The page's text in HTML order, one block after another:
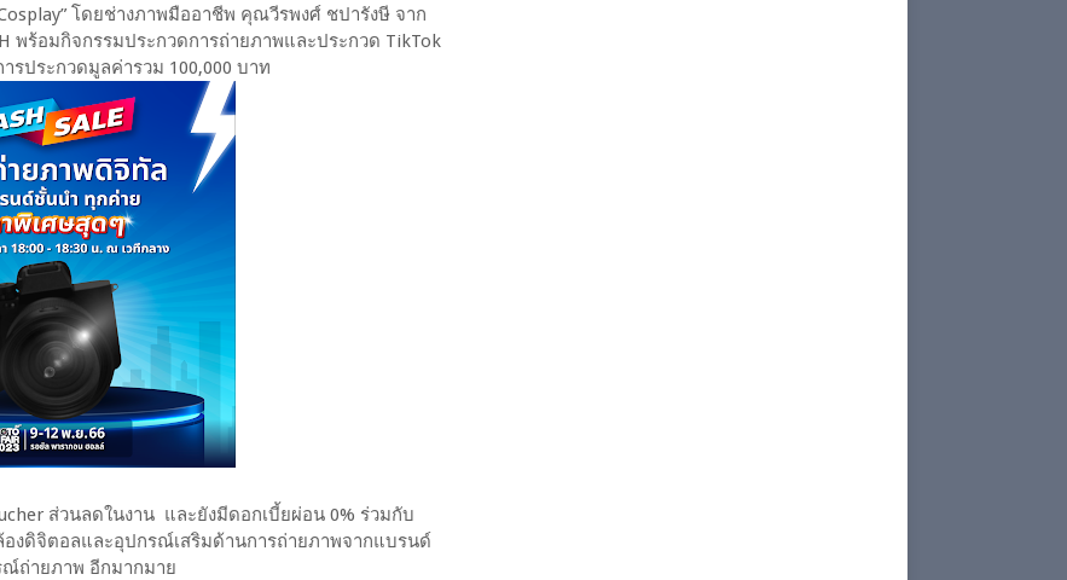
โดยช่างภาพมืออาชีพ คุณวีรพงศ์ ชปารังษี จาก
พร้อมกิจกรรมประกวดการถ่ายภาพและประกวด TikTok
ารประกวดมูลค่ารวม 100,000 บาท
ส่วนลดในงาน และยังมีดอกเบี้ยผ่อน 0% ร่วมกับ
งดิจิตอลและอุปกรณ์เสริมด้านการถ่ายภาพจากแบรนด์
ณ์ถ่ายภาพ อีกมากมาย